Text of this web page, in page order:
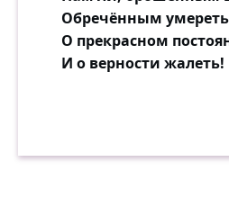
Обречённым
О прекрасном
И о верности жалеть!